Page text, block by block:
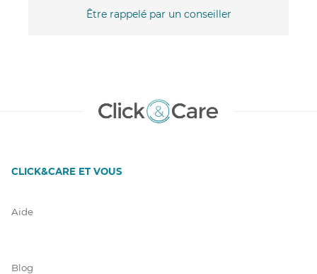
Être rappelé par un conseiller
CLICK&CARE ET VOUS
Aide
Blog